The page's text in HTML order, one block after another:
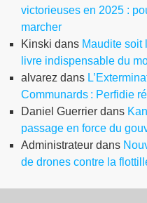
victorieuses en 2025 :
marcher
Kinski dans Maudite soit
livre indispensable du
alvarez dans
Communards : Perfidie
Daniel Guerrier dans
passage en force du
Administrateur dans
de drones contre la